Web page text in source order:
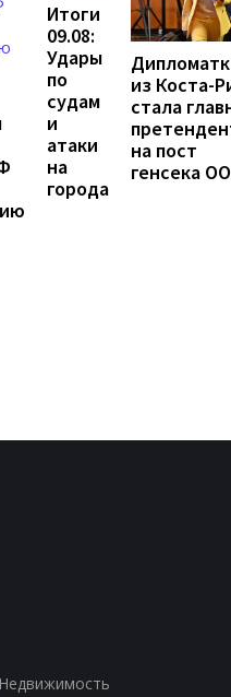
Итоги
09.08:
Удары
по
судам
и
атаки
на
города
из Коста-
стала
на пост
генсека
Недвижимость